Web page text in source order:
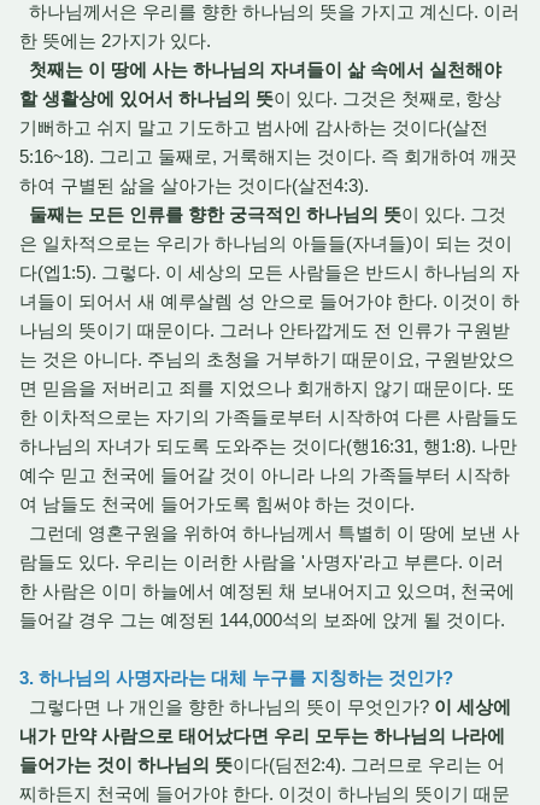
하나님께서은 우리를 향한 하나님의 뜻을 가지고 계신다. 이러
한 뜻에는 2가지가 있다.
첫째는 이 땅에 사는 하나님의 자녀들이 삶 속에서 실천해야
할 생활상에 있어서 하나님의 뜻이 있다. 그것은 첫째로, 항상
기뻐하고 쉬지 말고 기도하고 범사에 감사하는 것이다(살전
5:16~18). 그리고 둘째로, 거룩해지는 것이다. 즉 회개하여 깨끗
하여 구별된 삶을 살아가는 것이다(살전4:3).
둘째는 모든 인류를 향한 궁극적인 하나님의 뜻이 있다. 그것
은 일차적으로는 우리가 하나님의 아들들(자녀들)이 되는 것이
다(엡1:5). 그렇다. 이 세상의 모든 사람들은 반드시 하나님의 자
녀들이 되어서 새 예루살렘 성 안으로 들어가야 한다. 이것이 하
나님의 뜻이기 때문이다. 그러나 안타깝게도 전 인류가 구원받
는 것은 아니다. 주님의 초청을 거부하기 때문이요, 구원받았으
면 믿음을 저버리고 죄를 지었으나 회개하지 않기 때문이다. 또
한 이차적으로는 자기의 가족들로부터 시작하여 다른 사람들도
하나님의 자녀가 되도록 도와주는 것이다(행16:31, 행1:8). 나만
예수 믿고 천국에 들어갈 것이 아니라 나의 가족들부터 시작하
여 남들도 천국에 들어가도록 힘써야 하는 것이다.
그런데 영혼구원을 위하여 하나님께서 특별히 이 땅에 보낸 사
람들도 있다. 우리는 이러한 사람을 '사명자'라고 부른다. 이러
한 사람은 이미 하늘에서 예정된 채 보내어지고 있으며, 천국에
들어갈 경우 그는 예정된 144,000석의 보좌에 앉게 될 것이다.
3. 하나님의 사명자라는 대체 누구를 지칭하는 것인가?
그렇다면 나 개인을 향한 하나님의 뜻이 무엇인가? 이 세상에
내가 만약 사람으로 태어났다면 우리 모두는 하나님의 나라에
들어가는 것이 하나님의 뜻이다(딤전2:4). 그러므로 우리는 어
찌하든지 천국에 들어가야 한다. 이것이 하나님의 뜻이기 때문